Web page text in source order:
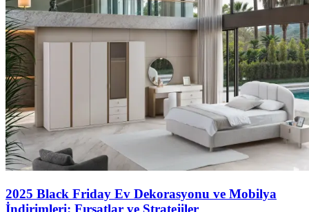
2025 Black Friday Ev Dekorasyonu ve Mobilya
İndirimleri: Fırsatlar ve Stratejiler